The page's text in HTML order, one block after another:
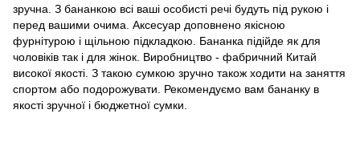
зручна. З бананкою всі ваші особисті речі будуть під рукою і
перед вашими очима. Аксесуар доповнено якісною
фурнітурою і щільною підкладкою. Бананка підійде як для
чоловіків так і для жінок. Виробництво - фабричний Китай
високої якості. З такою сумкою зручно також ходити на заняття
спортом або подорожувати. Рекомендуємо вам бананку в
якості зручної і бюджетної сумки.